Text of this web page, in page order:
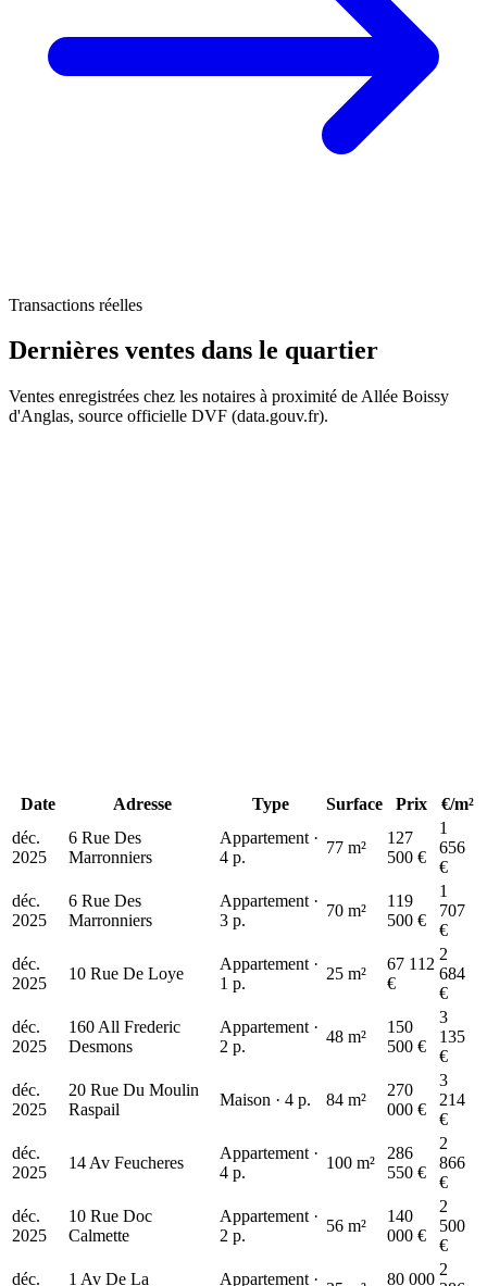
Transactions réelles
Dernières ventes dans le quartier
Ventes enregistrées chez les notaires à proximité de Allée Boissy
d'Anglas, source officielle DVF (data.gouv.fr).
Date Adresse Type Surface Prix
€/m²
déc.
2025
6 Rue Des
Marronniers
Appartement ·
4 p.
77 m²
127
500 €
1
656
€
déc.
2025
6 Rue Des
Marronniers
Appartement ·
3 p.
70 m²
119
500 €
1
707
€
déc.
2025
10 Rue De Loye
Appartement ·
1 p.
25 m²
67 112
€
2
684
€
déc.
2025
160 All Frederic
Desmons
Appartement ·
2 p.
48 m²
150
500 €
3
135
€
déc.
2025
20 Rue Du Moulin
Raspail
Maison · 4 p. 84 m²
270
000 €
3
214
€
déc.
2025
14 Av Feucheres
Appartement ·
4 p.
100 m²
286
550 €
2
866
€
déc.
2025
10 Rue Doc
Calmette
Appartement ·
2 p.
56 m²
140
000 €
2
500
€
déc.
1 Av De La Appartement · 80 000
2